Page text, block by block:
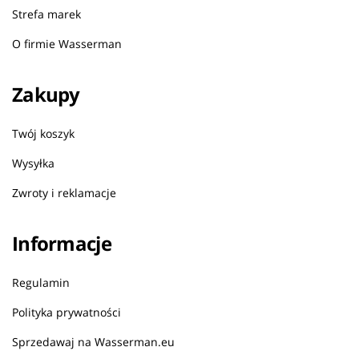
Strefa marek
O firmie Wasserman
Zakupy
Twój koszyk
Wysyłka
Zwroty i reklamacje
Informacje
Regulamin
Polityka prywatności
Sprzedawaj na Wasserman.eu